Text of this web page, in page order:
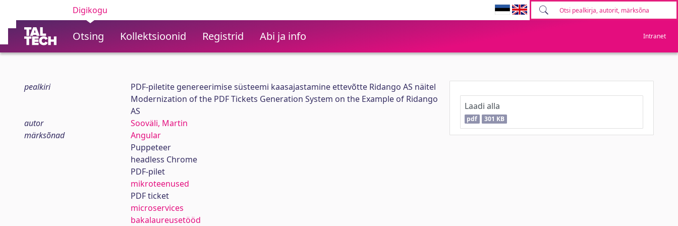
Digikogu
Otsing Kollektsioonid Registrid Abi ja info Intranet
pealkiri
PDF-piletite genereerimise süsteemi kaasajastamine ettevõtte Ridango AS näitel
Modernization of the PDF Tickets Generation System on the Example of Ridango
AS
autor
Sooväli, Martin
märksõnad
Angular
Puppeteer
headless Chrome
PDF-pilet
mikroteenused
PDF ticket
microservices
bakalaureusetööd
Laadi alla
pdf 301 KB